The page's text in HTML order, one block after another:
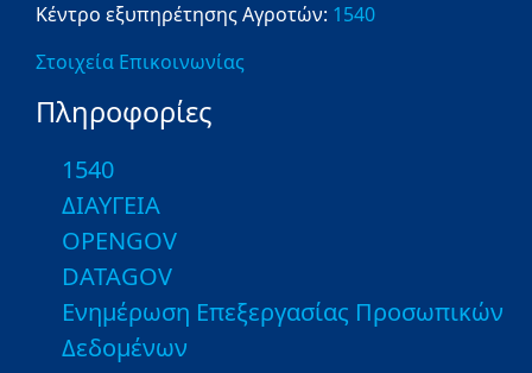
Κέντρο εξυπηρέτησης Αγροτών: 1540
Στοιχεία Επικοινωνίας
Πληροφορίες
1540
ΔΙΑΥΓΕΙΑ
OPENGOV
DATAGOV
Ενημέρωση Επεξεργασίας Προσωπικών
Δεδομένων